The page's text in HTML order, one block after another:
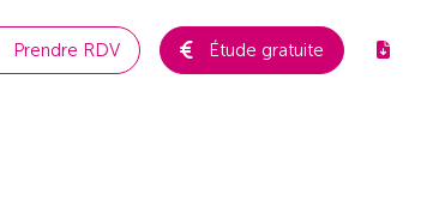
Prendre RDV Étude gratuite